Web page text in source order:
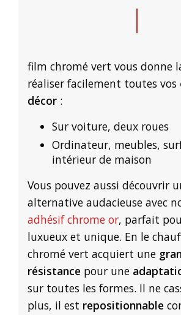
film chromé vert vous donne
réaliser facilement toutes vos
décor :
Sur voiture, deux roues
Ordinateur, meubles,
intérieur de maison
Vous pouvez aussi découvrir
alternative audacieuse avec
adhésif chrome or, parfait
luxueux et unique. En le
chromé vert acquiert une
résistance pour une
sur toutes les formes. Il ne
plus, il est repositionnable